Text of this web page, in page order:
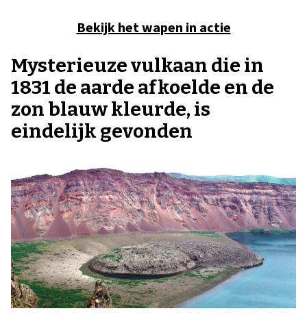
Bekijk het wapen in actie
Mysterieuze vulkaan die in
1831 de aarde afkoelde en de
zon blauw kleurde, is
eindelijk gevonden